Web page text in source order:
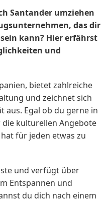
Santander umziehen
das dir
kann? Hier erfährst
und
bietet zahlreiche
und zeichnet sich
aus. Egal ob du gerne in
kulturellen Angebote
für jeden etwas zu
und verfügt über
Entspannen und
du dich nach einem